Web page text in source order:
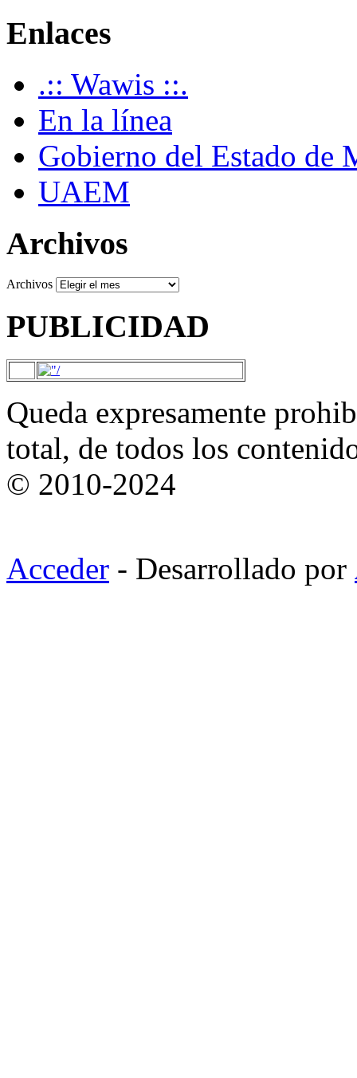
Enlaces
.:: Wawis ::.
En la línea
Gobierno del Estado de
UAEM
Archivos
Archivos
PUBLICIDAD
Queda expresamente
total, de todos los
© 2010-2024
Acceder - Desarrollado por